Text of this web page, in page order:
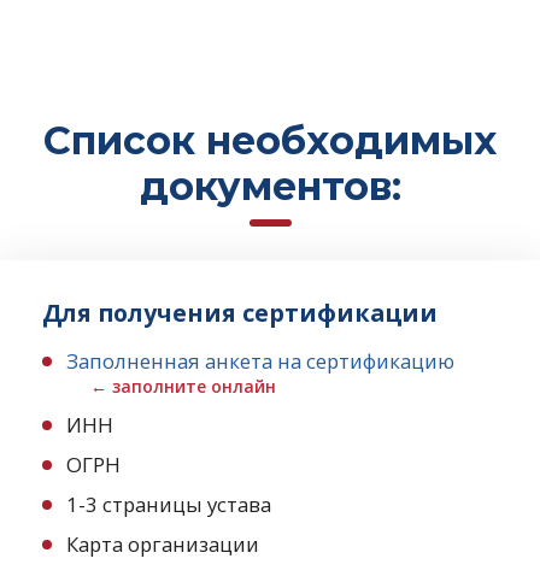
Список необходимых
документов:
Для получения сертификации
Заполненная анкета на сертификацию
← заполните онлайн
ИНН
ОГРН
1-3 страницы устава
Карта организации